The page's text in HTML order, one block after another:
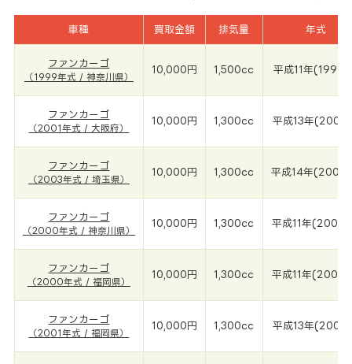
車種 買取金額 排気量 年式
ファンカーゴ
（1999年式 / 神奈川県）
10,000円 1,500cc 平成11年(1999
ファンカーゴ
（2001年式 / 大阪府）
10,000円 1,300cc 平成13年(2001
ファンカーゴ
（2003年式 / 埼玉県）
10,000円 1,300cc 平成14年(2003
ファンカーゴ
（2000年式 / 神奈川県）
10,000円 1,300cc 平成11年(2000
ファンカーゴ
（2000年式 / 福岡県）
10,000円 1,300cc 平成11年(2000
ファンカーゴ
（2001年式 / 福岡県）
10,000円 1,300cc 平成13年(2001